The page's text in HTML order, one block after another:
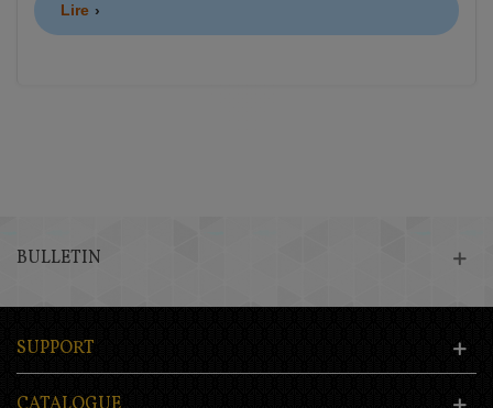
Lire
BULLETIN
SUPPORT